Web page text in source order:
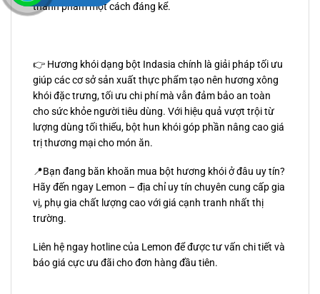
thành phẩm một cách đáng kể.
👉 Hương khói dạng bột Indasia chính là giải pháp tối ưu
giúp các cơ sở sản xuất thực phẩm tạo nên hương xông
khói đặc trưng, tối ưu chi phí mà vẫn đảm bảo an toàn
cho sức khỏe người tiêu dùng. Với hiệu quả vượt trội từ
lượng dùng tối thiểu, bột hun khói góp phần nâng cao giá
trị thương mại cho món ăn.
📍Bạn đang băn khoăn mua bột hương khói ở đâu uy tín?
Hãy đến ngay Lemon – địa chỉ uy tín chuyên cung cấp gia
vị, phụ gia chất lượng cao với giá cạnh tranh nhất thị
trường.
Liên hệ ngay hotline của Lemon để được tư vấn chi tiết và
báo giá cực ưu đãi cho đơn hàng đầu tiên.